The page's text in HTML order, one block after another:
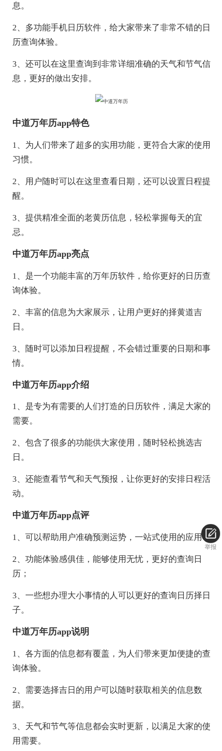
息。
2、多功能手机日历软件，给大家带来了非常不错的日
历查询体验。
3、还可以在这里查询到非常详细准确的天气和节气信
息，更好的做出安排。
中道万年历app特色
1、为人们带来了超多的实用功能，更符合大家的使用
习惯。
2、用户随时可以在这里查看日期，还可以设置日程提
醒。
3、提供精准全面的老黄历信息，轻松掌握每天的宜
忌。
中道万年历app亮点
1、是一个功能丰富的万年历软件，给你更好的日历查
询体验。
2、丰富的信息为大家展示，让用户更好的择黄道吉
日。
3、随时可以添加日程提醒，不会错过重要的日期和事
情。
中道万年历app介绍
1、是专为有需要的人们打造的日历软件，满足大家的
需要。
2、包含了很多的功能供大家使用，随时轻松挑选吉
日。
3、还能查看节气和天气预报，让你更好的安排日程活
动。
中道万年历app点评
1、可以帮助用户准确预测运势，一站式使用的应用；
2、功能体验感俱佳，能够使用无忧，更好的查询日
历；
3、一些想办理大小事情的人可以更好的查询日历择日
子。
中道万年历app说明
1、各方面的信息都有覆盖，为人们带来更加便捷的查
询体验。
2、需要选择吉日的用户可以随时获取相关的信息数
据。
3、天气和节气等信息都会实时更新，以满足大家的使
用需要。
举报